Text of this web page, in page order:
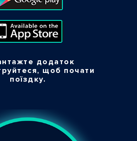
додаток
щоб почати
поїздку.